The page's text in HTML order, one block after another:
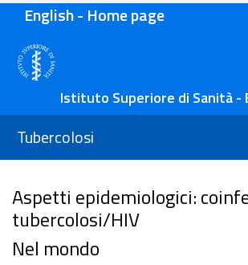
English - Home page
Istituto Superiore di Sanità -
Tubercolosi
Aspetti epidemiologici:
tubercolosi/HIV
Nel mondo